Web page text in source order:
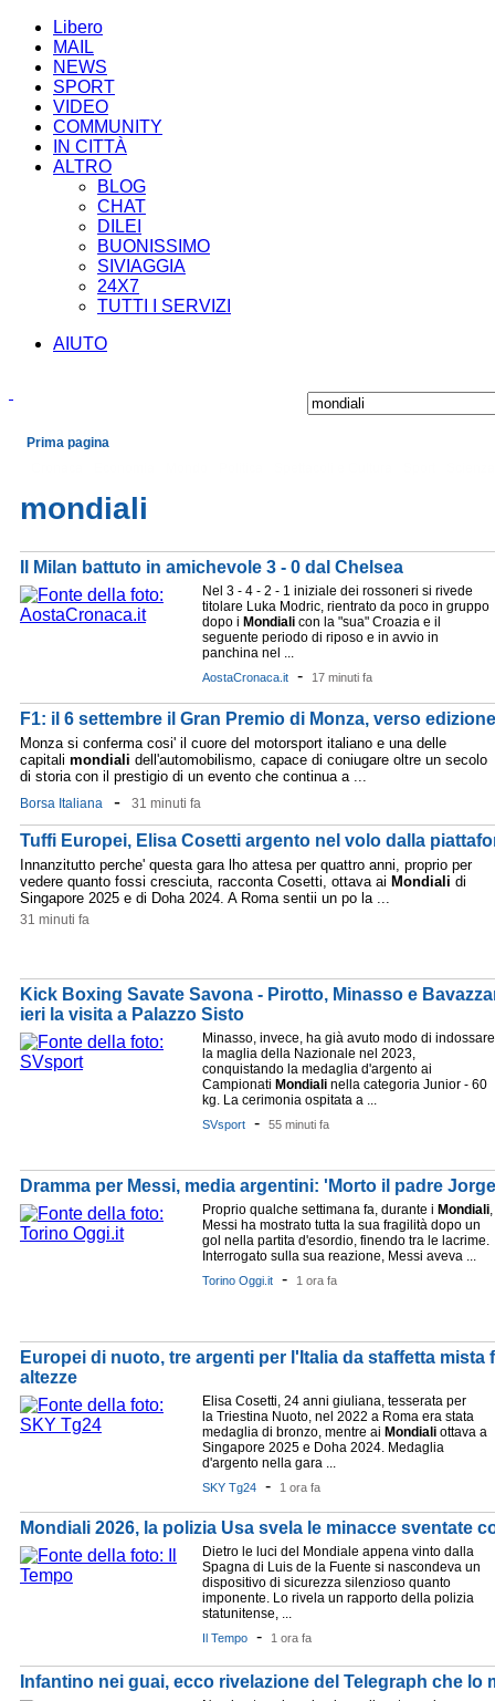
Libero
MAIL
NEWS
SPORT
VIDEO
COMMUNITY
IN CITTÀ
ALTRO
BLOG
CHAT
DILEI
BUONISSIMO
SIVIAGGIA
24X7
TUTTI I SERVIZI
AIUTO
Prima pagina
mondiali
Il Milan battuto in amichevole 3 - 0 dal Chelsea
Nel 3 - 4 - 2 - 1 iniziale dei rossoneri si rivede
titolare Luka Modric, rientrato da poco in gruppo
dopo i Mondiali con la "sua" Croazia e il
seguente periodo di riposo e in avvio in
panchina nel ...
AostaCronaca.it - 17 minuti fa
F1: il 6 settembre il Gran Premio di Monza, verso
Monza si conferma cosi' il cuore del motorsport italiano e una delle
capitali mondiali dell'automobilismo, capace di coniugare oltre un secolo
di storia con il prestigio di un evento che continua a ...
Borsa Italiana - 31 minuti fa
Tuffi Europei, Elisa Cosetti argento nel volo dalla
Innanzitutto perche' questa gara lho attesa per quattro anni, proprio per
vedere quanto fossi cresciuta, racconta Cosetti, ottava ai Mondiali di
Singapore 2025 e di Doha 2024. A Roma sentii un po la ...
31 minuti fa
Kick Boxing Savate Savona - Pirotto, Minasso e
ieri la visita a Palazzo Sisto
Minasso, invece, ha già avuto modo di indossare
la maglia della Nazionale nel 2023,
conquistando la medaglia d'argento ai
Campionati Mondiali nella categoria Junior - 60
kg. La cerimonia ospitata a ...
SVsport - 55 minuti fa
Dramma per Messi, media argentini: 'Morto il padre
Proprio qualche settimana fa, durante i Mondiali,
Messi ha mostrato tutta la sua fragilità dopo un
gol nella partita d'esordio, finendo tra le lacrime.
Interrogato sulla sua reazione, Messi aveva ...
Torino Oggi.it - 1 ora fa
Europei di nuoto, tre argenti per l'Italia da staffetta mista
altezze
Elisa Cosetti, 24 anni giuliana, tesserata per
la Triestina Nuoto, nel 2022 a Roma era stata
medaglia di bronzo, mentre ai Mondiali ottava a
Singapore 2025 e Doha 2024. Medaglia
d'argento nella gara ...
SKY Tg24 - 1 ora fa
Mondiali 2026, la polizia Usa svela le minacce sventate
Dietro le luci del Mondiale appena vinto dalla
Spagna di Luis de la Fuente si nascondeva un
dispositivo di sicurezza silenzioso quanto
imponente. Lo rivela un rapporto della polizia
statunitense, ...
Il Tempo - 1 ora fa
Infantino nei guai, ecco rivelazione del Telegraph che lo